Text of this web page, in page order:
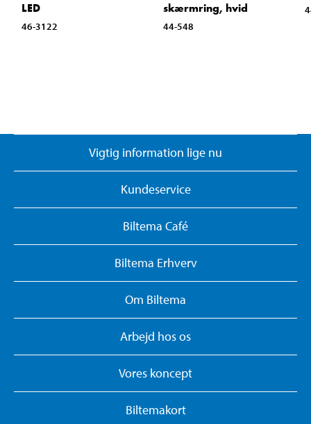
LED
46-3122
skærmring, hvid
44-548
Vigtig information lige nu
Kundeservice
Biltema Café
Biltema Erhverv
Om Biltema
Arbejd hos os
Vores koncept
Biltemakort